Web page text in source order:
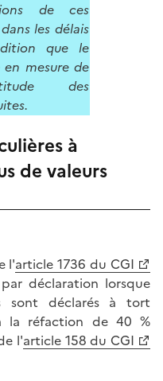
de ces
les délais
que le
en mesure de
des
à
de valeurs
l'article 1736 du CGI
déclaration lorsque
sont déclarés à tort
la réfaction de 40 %
l'article 158 du CGI